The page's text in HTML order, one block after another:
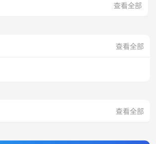
查看全部
查看全部
查看全部